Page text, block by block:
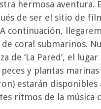
hermosa aventura.
de ser el sitio de
A continuación,
coral submarinos.
‘La Pared’, el
y plantas
estarán disponibles
ritmos de la música